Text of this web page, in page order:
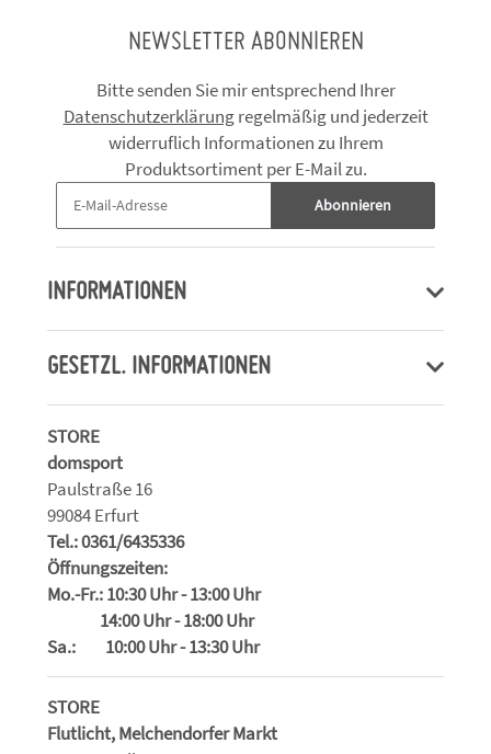
NEWSLETTER ABONNIEREN
Bitte senden Sie mir entsprechend Ihrer
Datenschutzerklärungregelmäßig und jederzeit
widerruflich Informationen zu Ihrem
Produktsortiment per E-Mail zu.
Abonnieren
INFORMATIONEN
GESETZL. INFORMATIONEN
STORE
domsport
Paulstraße 16
99084 Erfurt
Tel.: 0361/6435336
Öffnungszeiten:
Mo.-Fr.: 10:30 Uhr - 13:00 Uhr
14:00 Uhr - 18:00 Uhr
Sa.: 10:00 Uhr - 13:30 Uhr
STORE
Flutlicht, Melchendorfer Markt